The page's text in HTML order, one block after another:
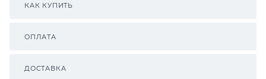
КАК КУПИТЬ
ОПЛАТА
ДОСТАВКА